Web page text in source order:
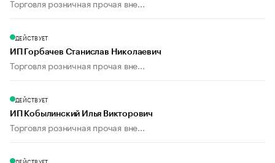
Торговля розничная прочая вне...
ДЕЙСТВУЕТ
ИП Горбачев Станислав Николаевич
Торговля розничная прочая вне...
ДЕЙСТВУЕТ
ИП Кобылинский Илья Викторович
Торговля розничная прочая вне...